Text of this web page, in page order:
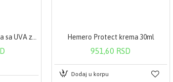
Eucerin AQUAporin krema sa UVA zaštitom 50 ml Hemero Protect krema 30ml
951,60 RSD
Dodaj u korpu